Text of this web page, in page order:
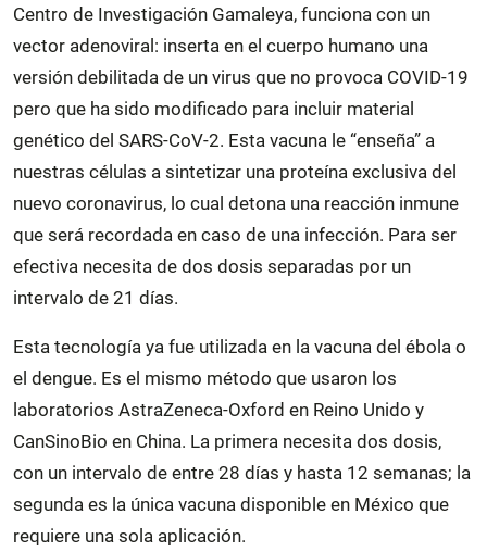
Centro de Investigación Gamaleya, funciona con un
vector adenoviral: inserta en el cuerpo humano una
versión debilitada de un virus que no provoca COVID-19
pero que ha sido modificado para incluir material
genético del SARS-CoV-2. Esta vacuna le “enseña” a
nuestras células a sintetizar una proteína exclusiva del
nuevo coronavirus, lo cual detona una reacción inmune
que será recordada en caso de una infección. Para ser
efectiva necesita de dos dosis separadas por un
intervalo de 21 días.
Esta tecnología ya fue utilizada en la vacuna del ébola o
el dengue. Es el mismo método que usaron los
laboratorios AstraZeneca-Oxford en Reino Unido y
CanSinoBio en China. La primera necesita dos dosis,
con un intervalo de entre 28 días y hasta 12 semanas; la
segunda es la única vacuna disponible en México que
requiere una sola aplicación.